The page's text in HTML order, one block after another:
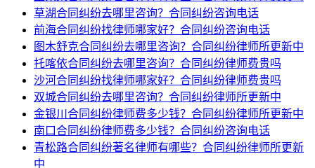
草湖合同纠纷去哪里咨询？合同纠纷咨询电话
前海合同纠纷找律师哪家好？合同纠纷咨询电话
图木舒克合同纠纷去哪里咨询？合同纠纷律师所更新中
托喀依合同纠纷去哪里咨询？合同纠纷律师费贵吗
沙河合同纠纷找律师哪家好？合同纠纷律师费贵吗
双城合同纠纷去哪里咨询？合同纠纷律师所更新中
金银川合同纠纷律师费多少钱？合同纠纷律师所更新中
南口合同纠纷律师费多少钱？合同纠纷咨询电话
青松路合同纠纷著名律师有哪些？合同纠纷律师所更新
中